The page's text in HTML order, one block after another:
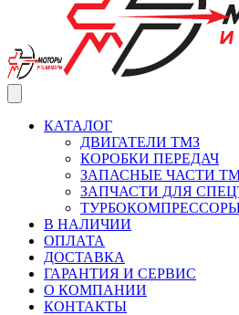
КАТАЛОГ
ДВИГАТЕЛИ ТМЗ
КОРОБКИ ПЕРЕДАЧ
ЗАПАСНЫЕ ЧАСТИ
ЗАПЧАСТИ ДЛЯ
В НАЛИЧИИ
ОПЛАТА
ДОСТАВКА
ГАРАНТИЯ И СЕРВИС
О КОМПАНИИ
КОНТАКТЫ